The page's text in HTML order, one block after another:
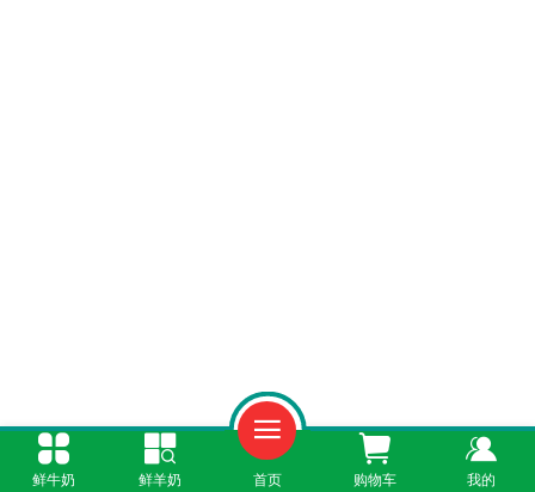
一、羊奶热线服务
鲜牛奶 鲜羊奶 首页 购物车 我的